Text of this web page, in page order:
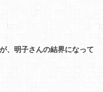
、明子さんの結界になって